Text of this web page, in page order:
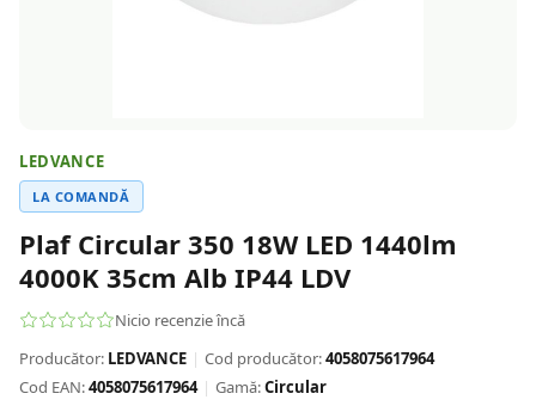
LEDVANCE
LA COMANDĂ
Plaf Circular 350 18W LED 1440lm
4000K 35cm Alb IP44 LDV
Nicio recenzie încă
Producător: LEDVANCE | Cod producător:4058075617964
Cod EAN:4058075617964 | Gamă:Circular